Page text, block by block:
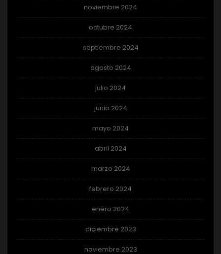
noviembre 2024
octubre 2024
septiembre 2024
agosto 2024
julio 2024
junio 2024
mayo 2024
abril 2024
marzo 2024
febrero 2024
enero 2024
diciembre 2023
noviembre 2023